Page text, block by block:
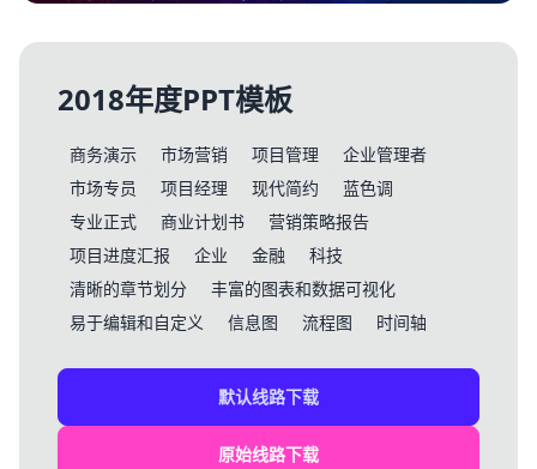
2018年度PPT模板
商务演示 市场营销 项目管理
企业管理者
市场专员
项目经理 现代简约
蓝色调
专业正式
商业计划书
营销策略报告
项目进度汇报
企业 金融
科技
清晰的章节划分
丰富的图表和数据可视化
易于编辑和自定义
信息图 流程图 时间轴
默认线路下载
原始线路下载